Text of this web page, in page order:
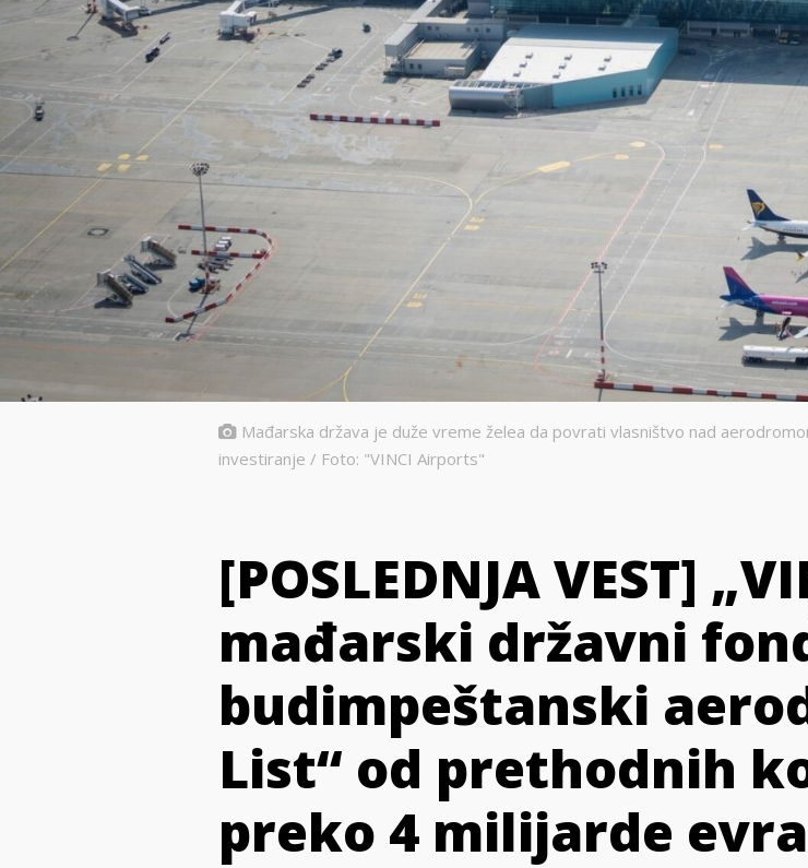
Mađarska država je duže vreme želea da povrati vlasništvo nad
investiranje / Foto: "VINCI Airports"
[POSLEDNJA VEST]
mađarski državni
budimpeštanski
List“ od prethodnih
preko 4 milijarde evra